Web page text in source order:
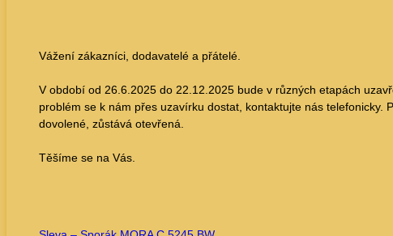
Vážení zákazníci, dodavatelé a přátelé.
V období od 26.6.2025 do 22.12.2025 bude v různých etapách
problém se k nám přes uzavírku dostat, kontaktujte nás
dovolené, zůstává otevřená.
Těšíme se na Vás.